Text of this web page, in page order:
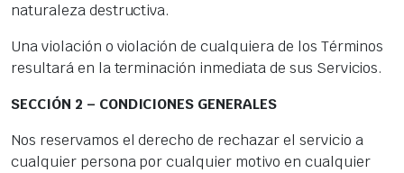
naturaleza destructiva.
Una violación o violación de cualquiera de los Términos
resultará en la terminación inmediata de sus Servicios.
SECCIÓN 2 – CONDICIONES GENERALES
Nos reservamos el derecho de rechazar el servicio a
cualquier persona por cualquier motivo en cualquier